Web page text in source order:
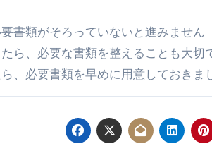
書類がそろっていないと進みません
ら、必要な書類を整えることも大切
、必要書類を早めに用意しておきま